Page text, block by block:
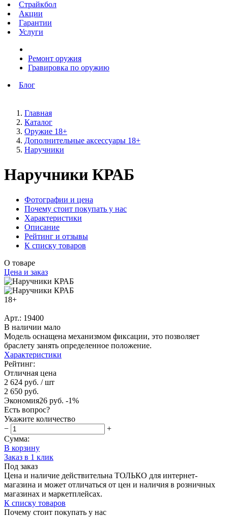
Страйкбол
Акции
Гарантии
Услуги
Ремонт оружия
Гравировка по оружию
Блог
Главная
Каталог
Оружие 18+
Дополнительные аксессуары 18+
Наручники
Наручники КРАБ
Фотографии и цена
Почему стоит покупать у нас
Характеристики
Описание
Рейтинг и отзывы
К списку товаров
О товаре
Цена и заказ
18+
Арт.: 19400
В наличии мало
Модель оснащена механизмом фиксации, это позволяет
браслету занять определенное положение.
Характеристики
Рейтинг:
Отличная цена
2 624 руб. / шт
2 650 руб.
Экономия26 руб. -1%
Есть вопрос?
Укажите количество
−
+
Сумма:
В корзину
Заказ в 1 клик
Под заказ
Цена и наличие действительна ТОЛЬКО для интернет-
магазина и может отличаться от цен и наличия в розничных
магазинах и маркетплейсах.
К списку товаров
Почему стоит покупать у нас